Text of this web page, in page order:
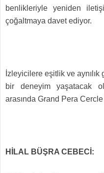
benlikleriyle yeniden
çoğaltmaya davet ediyor.
İzleyicilere eşitlik ve
bir deneyim yaşatacak
arasında Grand Pera
HİLAL BÜŞRA CEBECİ: